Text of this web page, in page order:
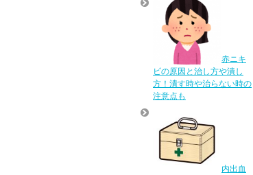
赤ニキ
ビの原因と治し方や潰し
方！潰す時や治らない時の
注意点も
内出血